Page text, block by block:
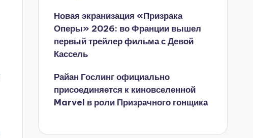
Новая экранизация «Призрака
Оперы» 2026: во Франции вышел
первый трейлер фильма с Девой
Кассель
Райан Гослинг официально
присоединяется к киновселенной
Marvel в роли Призрачного гонщика